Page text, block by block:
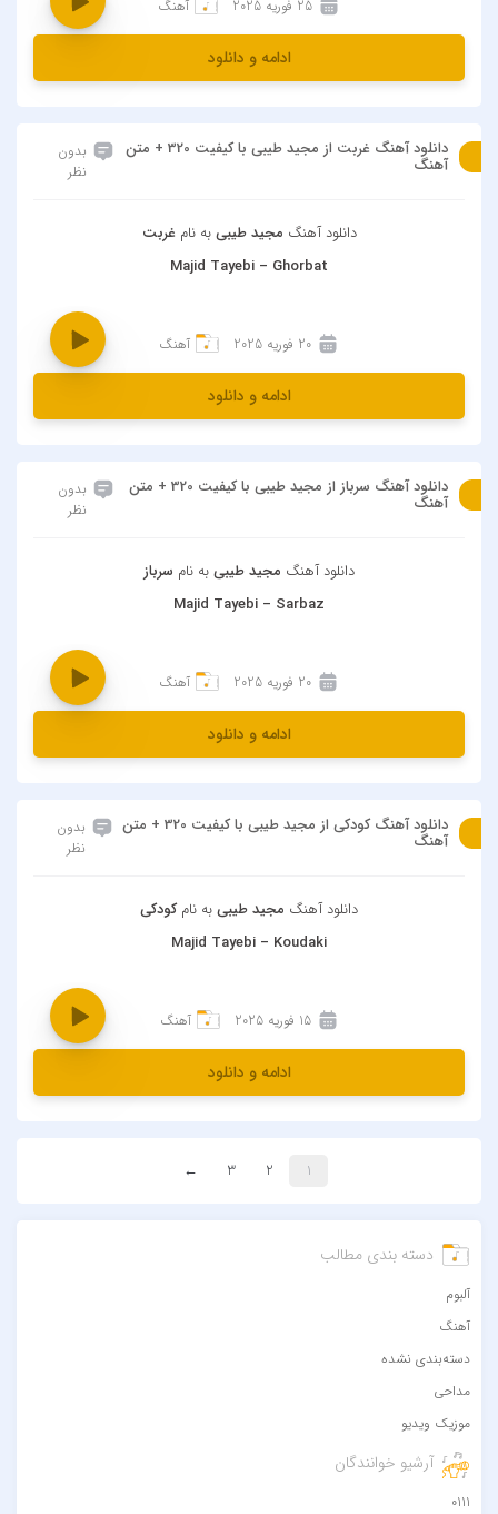
25 فوریه 2025 آهنگ
ادامه و دانلود
دانلود آهنگ غربت از مجید طیبی با کیفیت 320 + متن
آهنگ
بدون
نظر
دانلود آهنگ مجید طیبیبه نام غربت
Majid Tayebi – Ghorbat
20 فوریه 2025 آهنگ
ادامه و دانلود
دانلود آهنگ سرباز از مجید طیبی با کیفیت 320 + متن
آهنگ
بدون
نظر
دانلود آهنگ مجید طیبیبه نام سرباز
Majid Tayebi – Sarbaz
20 فوریه 2025 آهنگ
ادامه و دانلود
دانلود آهنگ کودکی از مجید طیبی با کیفیت 320 + متن
آهنگ
بدون
نظر
دانلود آهنگ مجید طیبیبه نامکودکی
Majid Tayebi – Koudaki
15 فوریه 2025 آهنگ
ادامه و دانلود
1
2
3
←
دسته بندی مطالب
آلبوم
آهنگ
دسته‌بندی نشده
مداحی
موزیک ویدیو
آرشیو خوانندگان
0111